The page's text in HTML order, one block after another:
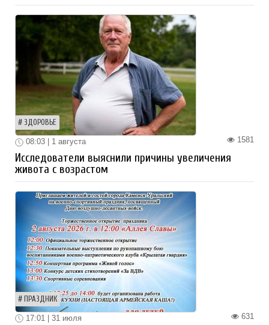
ЗДОРОВЬЕ
1581
08:03 | 1 августа
Исследователи выяснили причины увеличения
живота с возрастом
ПРАЗДНИК
631
17:01 | 31 июля